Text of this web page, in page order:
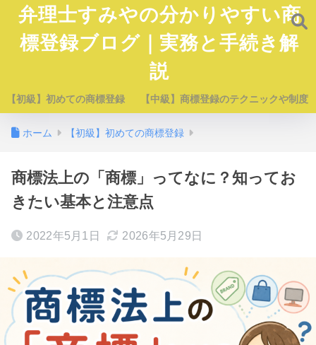
弁理士すみやの分かりやすい商
標登録ブログ｜実務と手続き解
説
【初級】初めての商標登録 【中級】商標登録のテクニックや制度
ホーム 【初級】初めての商標登録
商標法上の「商標」ってなに？知ってお
きたい基本と注意点
2022年5月1日 2026年5月29日